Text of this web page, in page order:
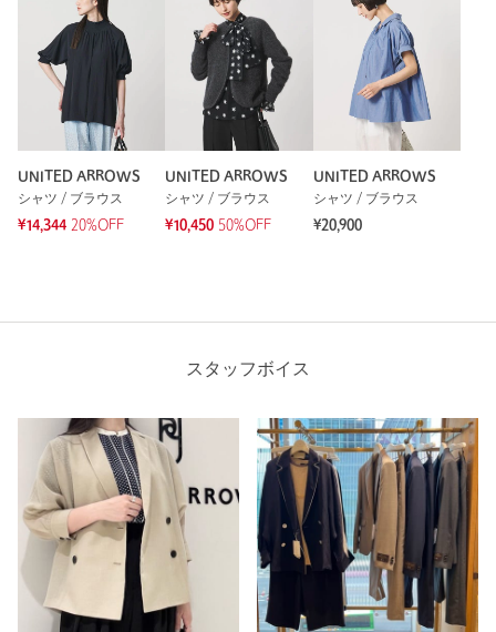
UNITED ARROWS
シャツ / ブラウス
¥14,344 20%OFF
UNITED ARROWS
シャツ / ブラウス
¥10,450 50%OFF
UNITED ARROWS
シャツ / ブラウス
¥20,900
スタッフボイス